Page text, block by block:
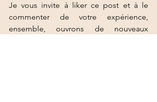
Je vous invite à liker ce post et à le
commenter de votre expérience,
ensemble, ouvrons de nouveaux